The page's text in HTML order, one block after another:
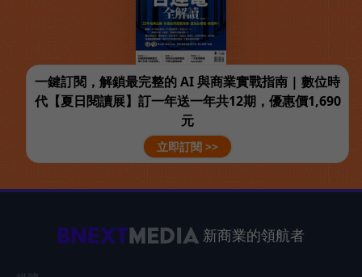
一鍵訂閱，解鎖最完整的 AI 與商業實戰指南 | 數位時
代【夏日閱讀展】訂一年送一年共12期，優惠價1,690
元
立即訂閱 >>
新商業的領航者